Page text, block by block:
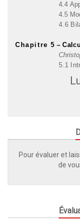
4.4
4.5
4.6
Chapitre5 –
5.1
Pour évaluer et
de